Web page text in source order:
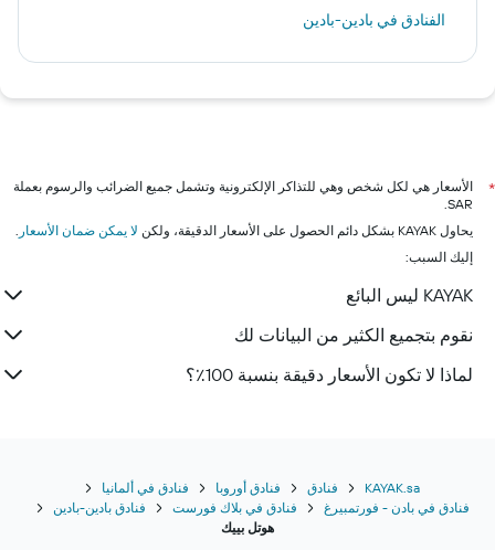
الفنادق في بادين-بادين
*
الأسعار هي لكل شخص وهي للتذاكر الإلكترونية وتشمل جميع الضرائب والرسوم بعملة
SAR.
يحاول KAYAK بشكل دائم الحصول على الأسعار الدقيقة، ولكن
لا يمكن ضمان الأسعار .
إليك السبب:
KAYAK ليس البائع
نقوم بتجميع الكثير من البيانات لك
لماذا لا تكون الأسعار دقيقة بنسبة 100٪؟
KAYAK.sa فنادق فنادق أوروبا
فنادق في ألمانيا
فنادق في بادن - فورتمبيرغ
فنادق في بلاك فورست
فنادق بادين-بادين
هوتل بييك